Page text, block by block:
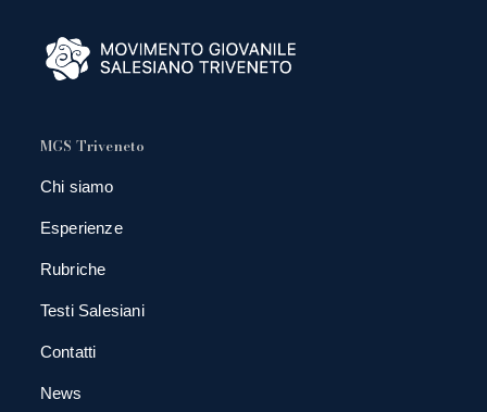
MGS Triveneto
Chi siamo
Esperienze
Rubriche
Testi Salesiani
Contatti
News